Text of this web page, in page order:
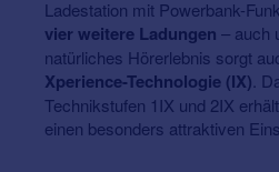
Ladestation mit Powerbank-
vier weitere Ladungen – auch
natürliches Hörerlebnis sorgt
Xperience-Technologie (IX) .
Technikstufen 1IX und 2IX
einen besonders attraktiven